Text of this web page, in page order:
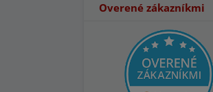
Overené zákazníkmi